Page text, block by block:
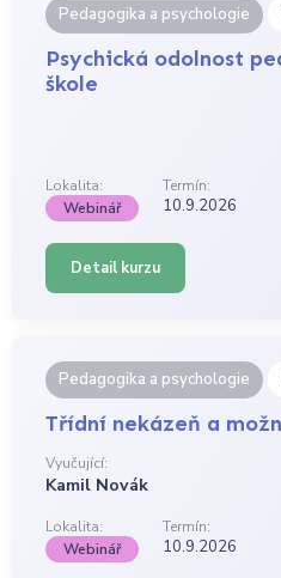
Pedagogika a psychologie
Psychická odolnost
škole
Lokalita:
Termín:
Webinář
10.9.2026
Detail kurzu
Pedagogika a psychologie
Třídní nekázeň a
Vyučující:
Kamil Novák
Lokalita:
Termín:
Webinář
10.9.2026